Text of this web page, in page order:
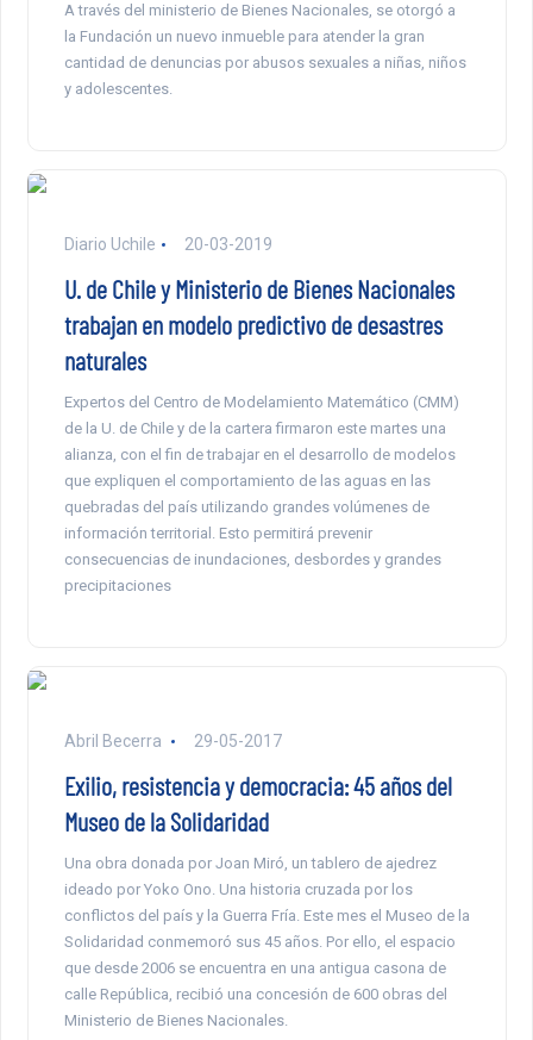
A través del ministerio de Bienes Nacionales, se otorgó a
la Fundación un nuevo inmueble para atender la gran
cantidad de denuncias por abusos sexuales a niñas, niños
y adolescentes.
Diario Uchile 20-03-2019
U. de Chile y Ministerio de Bienes Nacionales
trabajan en modelo predictivo de desastres
naturales
Expertos del Centro de Modelamiento Matemático (CMM)
de la U. de Chile y de la cartera firmaron este martes una
alianza, con el fin de trabajar en el desarrollo de modelos
que expliquen el comportamiento de las aguas en las
quebradas del país utilizando grandes volúmenes de
información territorial. Esto permitirá prevenir
consecuencias de inundaciones, desbordes y grandes
precipitaciones
Abril Becerra 29-05-2017
Exilio, resistencia y democracia: 45 años del
Museo de la Solidaridad
Una obra donada por Joan Miró, un tablero de ajedrez
ideado por Yoko Ono. Una historia cruzada por los
conflictos del país y la Guerra Fría. Este mes el Museo de la
Solidaridad conmemoró sus 45 años. Por ello, el espacio
que desde 2006 se encuentra en una antigua casona de
calle República, recibió una concesión de 600 obras del
Ministerio de Bienes Nacionales.